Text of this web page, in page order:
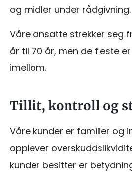
og midler under rådgivning.
Våre ansatte strekker seg
år til 70 år, men de fleste
imellom.
Tillit, kontroll og
Våre kunder er familier og
opplever
kunder besitter er